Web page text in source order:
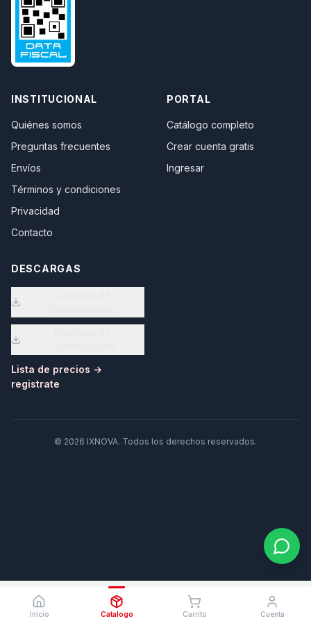
INSTITUCIONAL
Quiénes somos
Preguntas frecuentes
Envíos
Términos y condiciones
Privacidad
Contacto
PORTAL
Catálogo completo
Crear cuenta gratis
Ingresar
DESCARGAS
Lista de precios →
registrate
© 2026 IXNOVA. Todos los derechos reservados.
Inicio Catalogo Carrito Cuenta